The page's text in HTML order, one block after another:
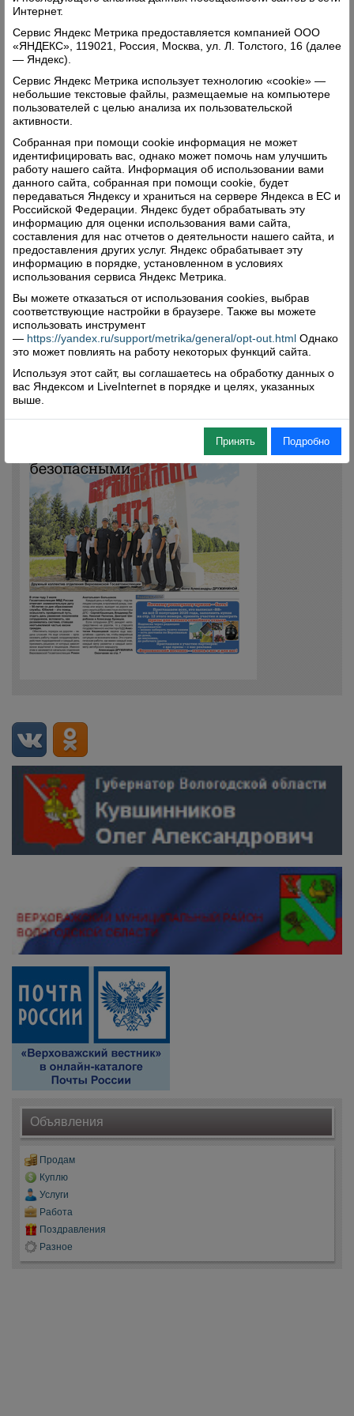
Объявления
Продам
Куплю
Услуги
Работа
Поздравления
Разное
Интернет.
Сервис Яндекс Метрика предоставляется компанией ООО
«ЯНДЕКС», 119021, Россия, Москва, ул. Л. Толстого, 16 (далее
— Яндекс).
Сервис Яндекс Метрика использует технологию «cookie» —
небольшие текстовые файлы, размещаемые на компьютере
пользователей с целью анализа их пользовательской
активности.
Собранная при помощи cookie информация не может
идентифицировать вас, однако может помочь нам улучшить
работу нашего сайта. Информация об использовании вами
данного сайта, собранная при помощи cookie, будет
передаваться Яндексу и храниться на сервере Яндекса в ЕС и
Российской Федерации. Яндекс будет обрабатывать эту
информацию для оценки использования вами сайта,
составления для нас отчетов о деятельности нашего сайта, и
предоставления других услуг. Яндекс обрабатывает эту
информацию в порядке, установленном в условиях
использования сервиса Яндекс Метрика.
Вы можете отказаться от использования cookies, выбрав
соответствующие настройки в браузере. Также вы можете
использовать инструмент
— https://yandex.ru/support/metrika/general/opt-out.html Однако
это может повлиять на работу некоторых функций сайта.
Используя этот сайт, вы соглашаетесь на обработку данных о
вас Яндексом и LiveInternet в порядке и целях, указанных
выше.
Принять Подробно